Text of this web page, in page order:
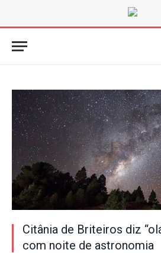
Citânia de Briteiros diz
com noite de astronomia